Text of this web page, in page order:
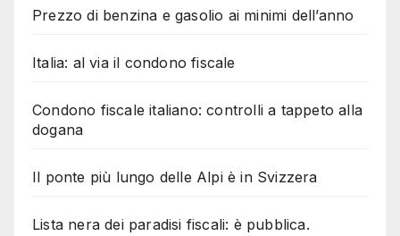
Prezzo di benzina e gasolio ai minimi dell’anno
Italia: al via il condono fiscale
Condono fiscale italiano: controlli a tappeto alla
dogana
Il ponte più lungo delle Alpi è in Svizzera
Lista nera dei paradisi fiscali: è pubblica.